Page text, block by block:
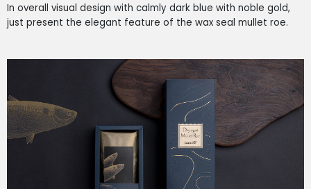
In overall visual design with calmly dark blue with noble gold,
just present the elegant feature of the wax seal mullet roe.